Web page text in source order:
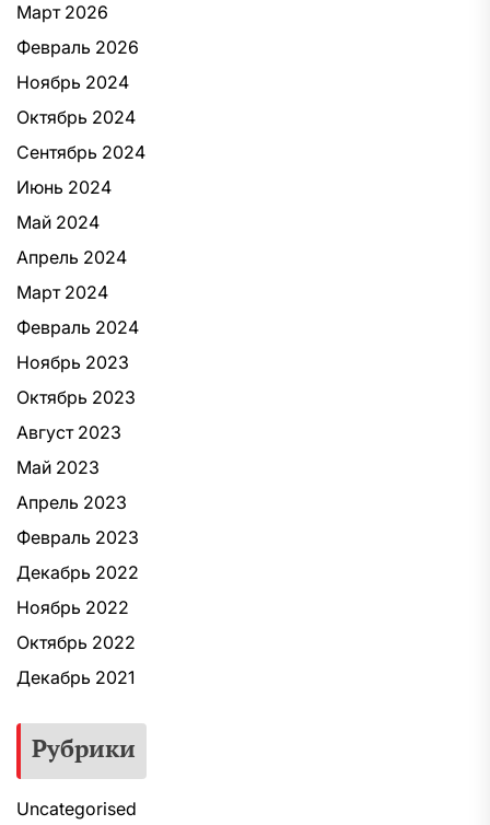
Март 2026
Февраль 2026
Ноябрь 2024
Октябрь 2024
Сентябрь 2024
Июнь 2024
Май 2024
Апрель 2024
Март 2024
Февраль 2024
Ноябрь 2023
Октябрь 2023
Август 2023
Май 2023
Апрель 2023
Февраль 2023
Декабрь 2022
Ноябрь 2022
Октябрь 2022
Декабрь 2021
Рубрики
Uncategorised